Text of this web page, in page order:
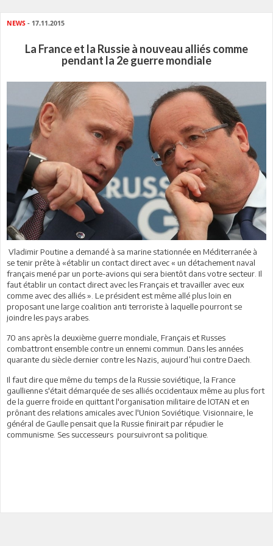
NEWS - 17.11.2015
La France et la Russie à nouveau alliés comme
pendant la 2e guerre mondiale
Vladimir Poutine a demandé à sa marine stationnée en Méditerranée à
se tenir prête à «établir un contact direct avec « un détachement naval
français mené par un porte-avions qui sera bientôt dans votre secteur. Il
faut établir un contact direct avec les Français et travailler avec eux
comme avec des alliés ». Le président est même allé plus loin en
proposant une large coalition anti terroriste à laquelle pourront se
joindre les pays arabes.
70 ans après la deuxième guerre mondiale, Français et Russes
combattront ensemble contre un ennemi commun. Dans les années
quarante du siècle dernier contre les Nazis, aujourd’hui contre Daech.
Il faut dire que même du temps de la Russie soviétique, la France
gaullienne s'était démarquée de ses alliés occidentaux même au plus fort
de la guerre froide en quittant l'organisation militaire de lOTAN et en
prônant des relations amicales avec l'Union Soviétique. Visionnaire, le
général de Gaulle pensait que la Russie finirait par répudier le
communisme. Ses successeurs poursuivront sa politique.